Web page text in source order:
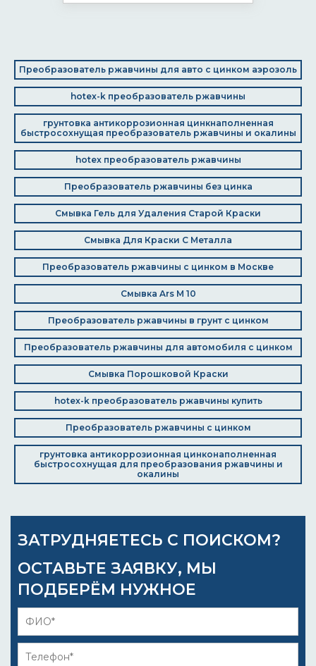
Преобразователь ржавчины для авто с цинком аэрозоль
hotex-k преобразователь ржавчины
грунтовка антикоррозионная цинкнаполненная
быстросохнущая преобразователь ржавчины и окалины
hotex преобразователь ржавчины
Преобразователь ржавчины без цинка
Смывка Гель для Удаления Старой Краски
Смывка Для Краски С Металла
Преобразователь ржавчины с цинком в Москве
Смывка Ars M 10
Преобразователь ржавчины в грунт с цинком
Преобразователь ржавчины для автомобиля с цинком
Смывка Порошковой Краски
hotex-k преобразователь ржавчины купить
Преобразователь ржавчины с цинком
грунтовка антикоррозионная цинконаполненная
быстросохнущая для преобразования ржавчины и
окалины
ЗАТРУДНЯЕТЕСЬ С ПОИСКОМ?
ОСТАВЬТЕ ЗАЯВКУ, МЫ
ПОДБЕРЁМ НУЖНОЕ